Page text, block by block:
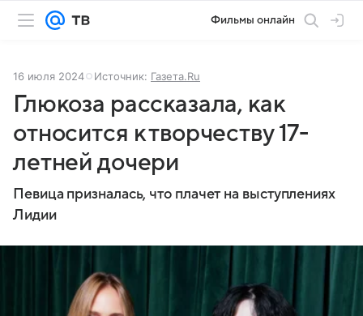
Фильмы онлайн
16 июля 2024 Источник: Газета.Ru
Глюкоза рассказала, как
относится к творчеству 17-
летней дочери
Певица призналась, что плачет на выступлениях
Лидии